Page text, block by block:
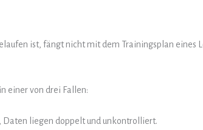
ist, fängt nicht mit dem Trainingsplan eines
einer von drei Fallen:
liegen doppelt und unkontrolliert.